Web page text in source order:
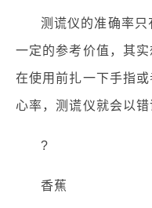
测谎仪的准确率
一定的参考价值，其实
在使用前扎一下手指
心率，测谎仪就会以
?
香蕉